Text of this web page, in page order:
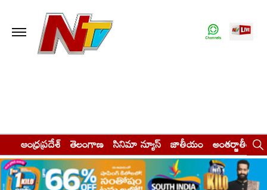
ఆంధ్రప్రదేశ్ తెలంగాణ సినిమా న్యూస్ జాతీయం అంతర్జాతీయం